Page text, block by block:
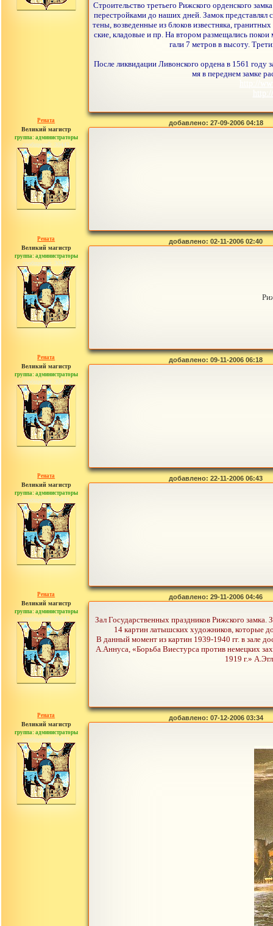
Строительство третьего Рижского орденского
перестройками до наших дней. Замок
тены, возведенные из блоков известняка,
ские, кладовые и пр. На втором размещались покои
гали 7 метров в высоту.
После ликвидации Ливонского ордена в 1561
мя в переднем замке
Рената
Великий магистр
группа: администраторы
сообщений: 30442
добавлено: 27-09-2006 04:18
Рената
Великий магистр
группа: администраторы
сообщений: 30442
добавлено: 02-11-2006 02:40
Рената
Великий магистр
группа: администраторы
сообщений: 30442
добавлено: 09-11-2006 06:18
Рената
Великий магистр
группа: администраторы
сообщений: 30442
добавлено: 22-11-2006 06:43
Рената
Великий магистр
группа: администраторы
сообщений: 30442
добавлено: 29-11-2006 04:46
Зал Государственных праздников Рижского
14 картин латышских художников, которые
В данный момент из картин 1939-1940 гг. в зале
А.Аннуса, «Борьба Виестурса против немецких
1919 г.»
Рената
Великий магистр
группа: администраторы
сообщений: 30442
добавлено: 07-12-2006 03:34